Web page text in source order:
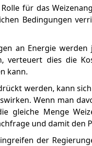
für das
Bedingungen
an Energie
verteuert dies die
kann.
werden, kann
Wenn man
gleiche Menge
und damit den
der